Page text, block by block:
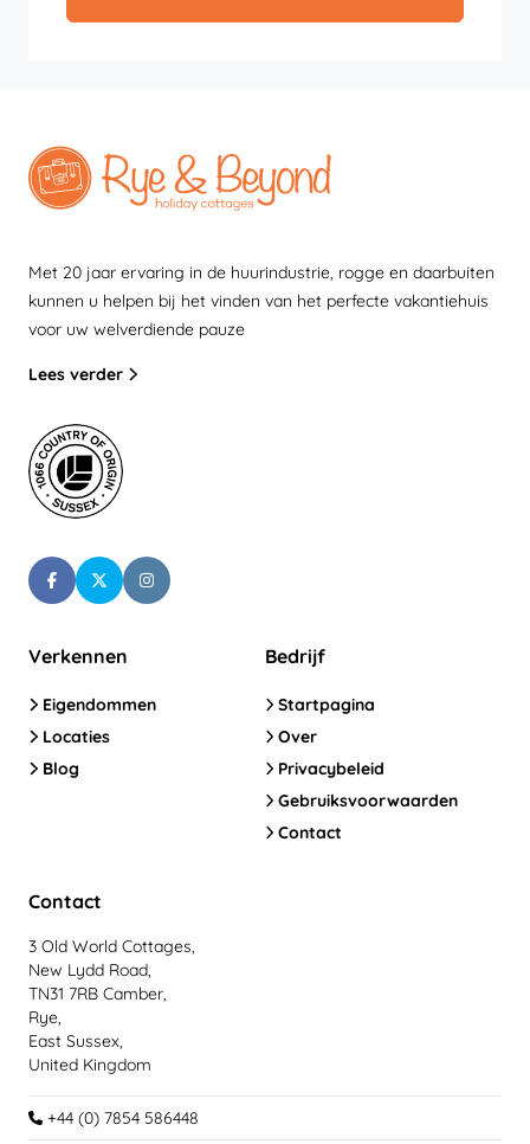
Met 20 jaar ervaring in de huurindustrie, rogge en daarbuiten
kunnen u helpen bij het vinden van het perfecte vakantiehuis
voor uw welverdiende pauze
Lees verder
Verkennen
Eigendommen
Locaties
Blog
Bedrijf
Startpagina
Over
Privacybeleid
Gebruiksvoorwaarden
Contact
Contact
3 Old World Cottages,
New Lydd Road,
TN31 7RB Camber,
Rye,
East Sussex,
United Kingdom
+44 (0) 7854 586448